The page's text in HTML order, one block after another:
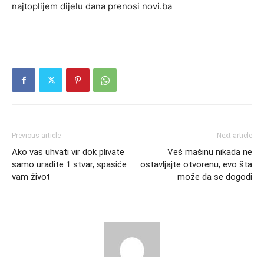
najtoplijem dijelu dana prenosi novi.ba
Previous article
Ako vas uhvati vir dok plivate
samo uradite 1 stvar, spasiće
vam život
Next article
Veš mašinu nikada ne
ostavljajte otvorenu, evo šta
može da se dogodi